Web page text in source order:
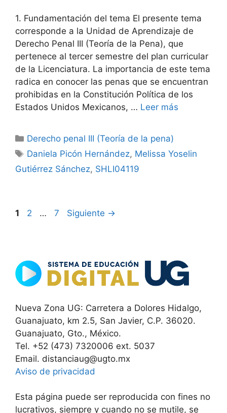
1. Fundamentación del tema El presente tema
corresponde a la Unidad de Aprendizaje de
Derecho Penal III (Teoría de la Pena), que
pertenece al tercer semestre del plan curricular
de la Licenciatura. La importancia de este tema
radica en conocer las penas que se encuentran
prohibidas en la Constitución Política de los
Estados Unidos Mexicanos, … Leer más
Categorías
Derecho penal III (Teoría de la pena)
Etiquetas
Daniela Picón Hernández, Melissa Yoselin
Gutiérrez Sánchez, SHLI04119
Página
1 Página
2 … Página
7 Siguiente →
Nueva Zona UG: Carretera a Dolores Hidalgo,
Guanajuato, km 2.5, San Javier, C.P. 36020.
Guanajuato, Gto., México.
Tel. +52 (473) 7320006 ext. 5037
Email. distanciaug@ugto.mx
Aviso de privacidad
Esta página puede ser reproducida con fines no
lucrativos, siempre y cuando no se mutile, se